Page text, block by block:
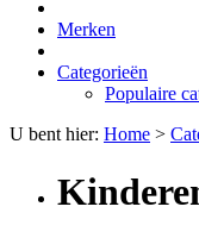
Merken
Categorieën
Populaire
U bent hier: Home >